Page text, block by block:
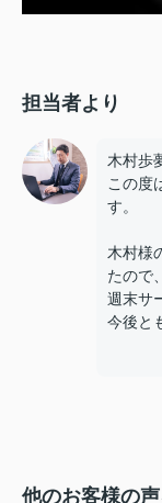
担当者より
木村歩
この度
す。
木村様
たので
週末サ
今後と
他のお客様の